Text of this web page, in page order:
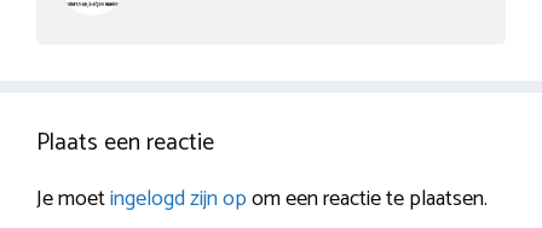
Plaats een reactie
Je moetingelogd zijn opom een reactie te plaatsen.